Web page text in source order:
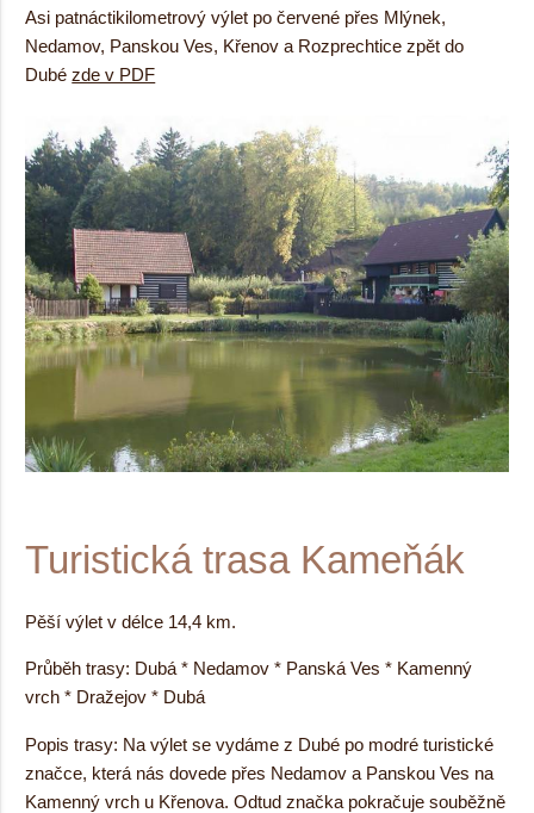
Asi patnáctikilometrový výlet po červené přes Mlýnek,
Nedamov, Panskou Ves, Křenov a Rozprechtice zpět do
Dubézde v PDF
Turistická trasa Kameňák
Pěší výlet v délce 14,4 km.
Průběh trasy: Dubá * Nedamov * Panská Ves * Kamenný
vrch * Dražejov * Dubá
Popis trasy: Na výlet se vydáme z Dubé po modré turistické
značce, která nás dovede přes Nedamov a Panskou Ves na
Kamenný vrch u Křenova. Odtud značka pokračuje souběžně